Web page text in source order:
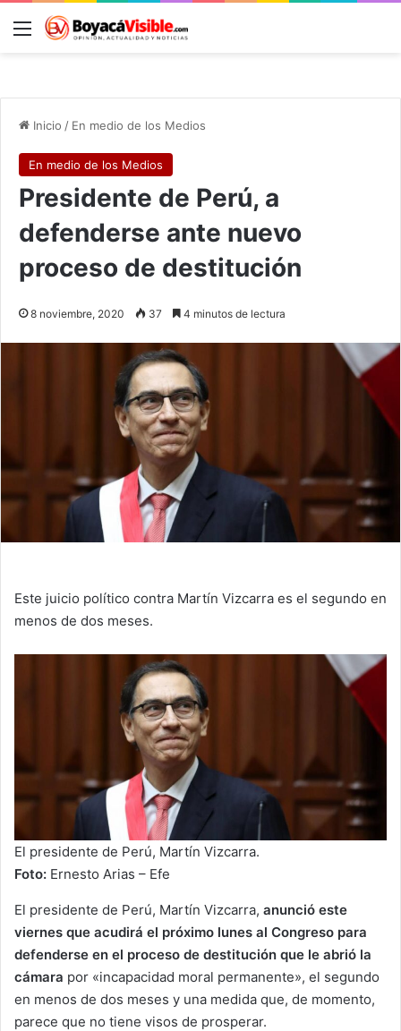
Menú
Inicio / En medio de los Medios
En medio de los Medios
Presidente de Perú, a
defenderse ante nuevo
proceso de destitución
8 noviembre, 2020 37 4 minutos de lectura
Este juicio político contra Martín Vizcarra es el segundo en
menos de dos meses.
El presidente de Perú, Martín Vizcarra.
Foto: Ernesto Arias – Efe
El presidente de Perú, Martín Vizcarra, anunció este
viernes que acudirá el próximo lunes al Congreso para
defenderse en el proceso de destitución que le abrió la
cámara por «incapacidad moral permanente», el segundo
en menos de dos meses y una medida que, de momento,
parece que no tiene visos de prosperar.